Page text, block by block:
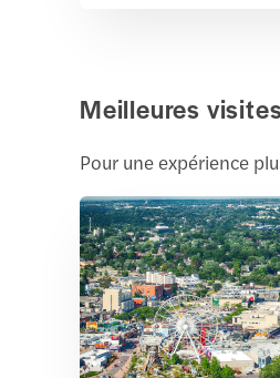
Meilleures
Pour une expérience